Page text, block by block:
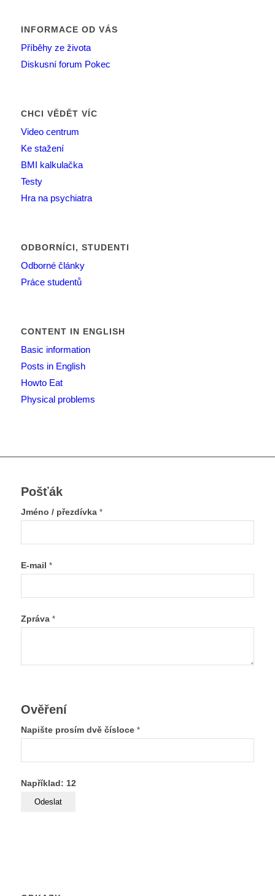
INFORMACE OD VÁS
Příběhy ze života
Diskusní forum Pokec
CHCI VĚDĚT VÍC
Video centrum
Ke stažení
BMI kalkulačka
Testy
Hra na psychiatra
ODBORNÍCI, STUDENTI
Odborné články
Práce studentů
CONTENT IN ENGLISH
Basic information
Posts in English
Howto Eat
Physical problems
Pošťák
Jméno / přezdívka *
E-mail *
Zpráva *
Ověření
Napište prosím dvě čísloce *
Například: 12